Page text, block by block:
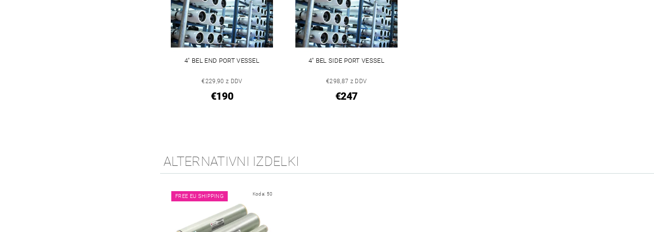
4" BEL END PORT VESSEL
€229,90 z DDV
€190
4" BEL SIDE PORT VESSEL
€298,87 z DDV
€247
ALTERNATIVNI IZDELKI
FREE EU SHIPPING Koda: 50